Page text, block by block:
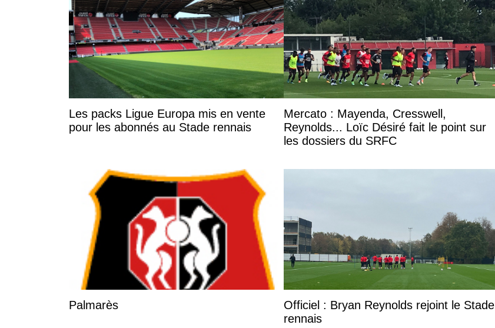
Les packs Ligue Europa mis en vente
pour les abonnés au Stade rennais
Mercato : Mayenda, Cresswell,
Reynolds... Loïc Désiré fait le point sur
les dossiers du SRFC
Palmarès
Officiel : Bryan Reynolds rejoint le Stade
rennais